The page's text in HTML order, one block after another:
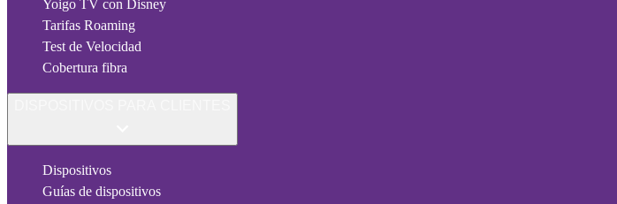
Yoigo TV con Disney
Tarifas Roaming
Test de Velocidad
Cobertura fibra
Dispositivos
Guías de dispositivos